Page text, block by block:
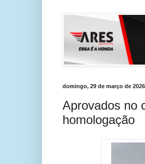
domingo, 29 de março de 2026
Aprovados no
homologação